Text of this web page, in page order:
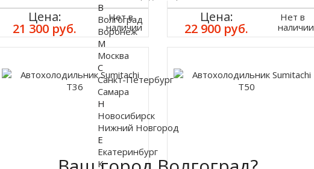
Цена:
21 300 руб.
Нет в
наличии
Цена:
22 900 руб.
Нет в
наличии
В
Волгоград
Воронеж
М
Москва
С
Санкт-Петербург
Самара
Н
Новосибирск
Нижний Новгород
Е
Екатеринбург
К